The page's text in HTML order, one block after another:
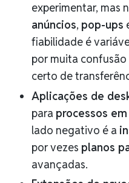
experimentar, mas
anúncios, pop-ups
fiabilidade é
por muita
certo de
Aplicações de
para processos
lado negativo é a
por vezes planos
avançadas.